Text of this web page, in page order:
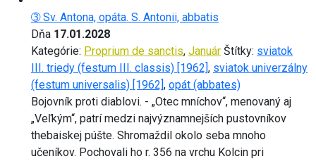
➂ Sv. Antona, opáta. S. Antonii, abbatis
Dňa 17.01.2028
Kategórie: Proprium de sanctis, Január Štítky: sviatok
III. triedy (festum III. classis) [1962], sviatok univerzálny
(festum universalis) [1962], opát (abbates)
Bojovník proti diablovi. - „Otec mníchov“, menovaný aj
„Veľkým“, patrí medzi najvýznamnejších pustovníkov
thebaiskej púšte. Shromaždil okolo seba mnoho
učeníkov. Pochovali ho r. 356 na vrchu Kolcin pri